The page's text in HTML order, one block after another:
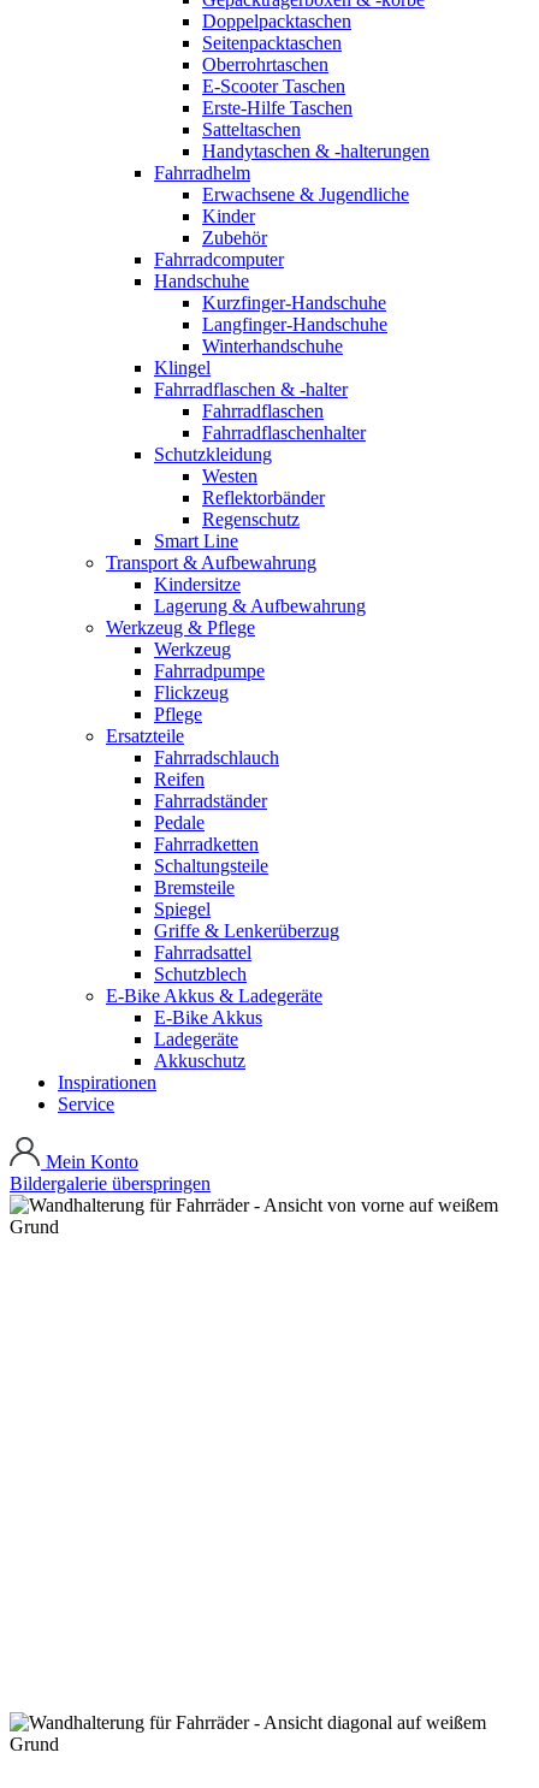
Doppelpacktaschen
Seitenpacktaschen
Oberrohrtaschen
E-Scooter Taschen
Erste-Hilfe Taschen
Satteltaschen
Handytaschen & -halterungen
Fahrradhelm
Erwachsene & Jugendliche
Kinder
Zubehör
Fahrradcomputer
Handschuhe
Kurzfinger-Handschuhe
Langfinger-Handschuhe
Winterhandschuhe
Klingel
Fahrradflaschen & -halter
Fahrradflaschen
Fahrradflaschenhalter
Schutzkleidung
Westen
Reflektorbänder
Regenschutz
Smart Line
Transport & Aufbewahrung
Kindersitze
Lagerung & Aufbewahrung
Werkzeug & Pflege
Werkzeug
Fahrradpumpe
Flickzeug
Pflege
Ersatzteile
Fahrradschlauch
Reifen
Fahrradständer
Pedale
Fahrradketten
Schaltungsteile
Bremsteile
Spiegel
Griffe & Lenkerüberzug
Fahrradsattel
Schutzblech
E-Bike Akkus & Ladegeräte
E-Bike Akkus
Ladegeräte
Akkuschutz
Inspirationen
Service
Mein Konto
Bildergalerie überspringen